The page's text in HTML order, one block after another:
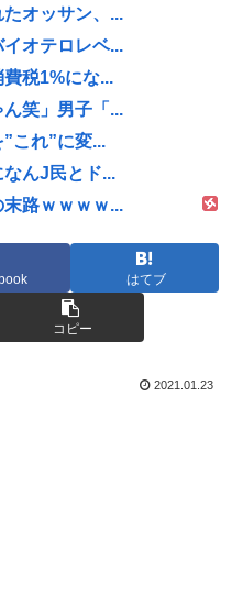
たオッサン、...
イオテロレベ...
税1%にな...
ん笑」男子「...
これ”に変...
なんJ民とド...
末路ｗｗｗｗ...
はてブ
コピー
2021.01.23